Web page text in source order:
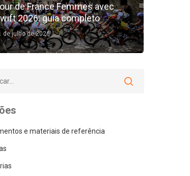
de France Femmes avec
2026: guia completo
de julho de 2026
e materiais de referência